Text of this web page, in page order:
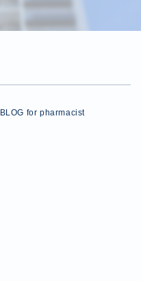
for pharmacist